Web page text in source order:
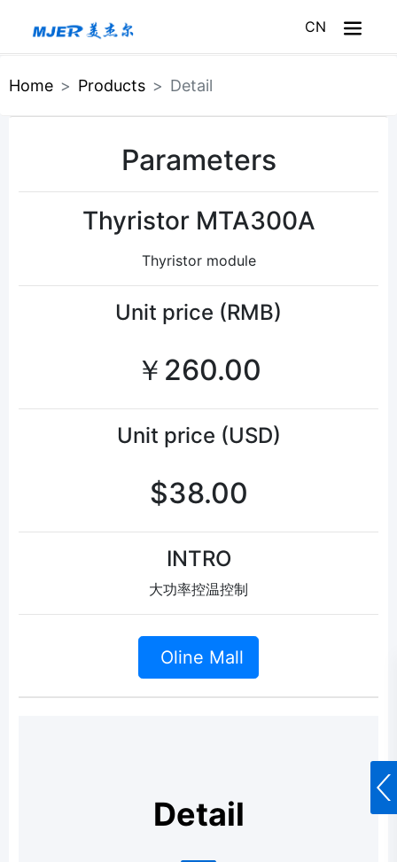
CN
Home
About Meijer
Home Products Detail
Parameters
Thyristor MTA300A
Thyristor module
Unit price (RMB)
￥260.00
Unit price (USD)
$38.00
INTRO
大功率控温控制
Oline Mall
Detail